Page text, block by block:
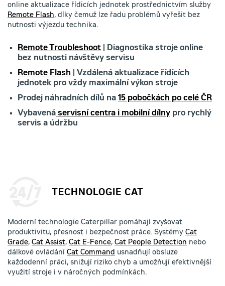
online aktualizace řídicích jednotek prostřednictvím služby
Remote Flash, díky čemuž lze řadu problémů vyřešit bez
nutnosti výjezdu technika.
Remote Troubleshoot | Diagnostika stroje online
bez nutnosti návštěvy servisu
Remote Flash | Vzdálená aktualizace řídících
jednotek pro vždy maximální výkon stroje
Prodej náhradních dílů na 15 pobočkách po celé ČR
Vybavená servisní centra i mobilní dílny pro rychlý
servis a údržbu
TECHNOLOGIE CAT
Moderní technologie Caterpillar pomáhají zvyšovat
produktivitu, přesnost i bezpečnost práce. Systémy Cat
Grade, Cat Assist, Cat E-Fence, Cat People Detection nebo
dálkové ovládání Cat Command usnadňují obsluze
každodenní práci, snižují riziko chyb a umožňují efektivnější
využití stroje i v náročných podmínkách.